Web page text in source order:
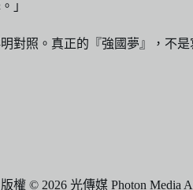
」
對照。真正的『強國夢』，不
版權 © 2026 光傳媒 Photon Media